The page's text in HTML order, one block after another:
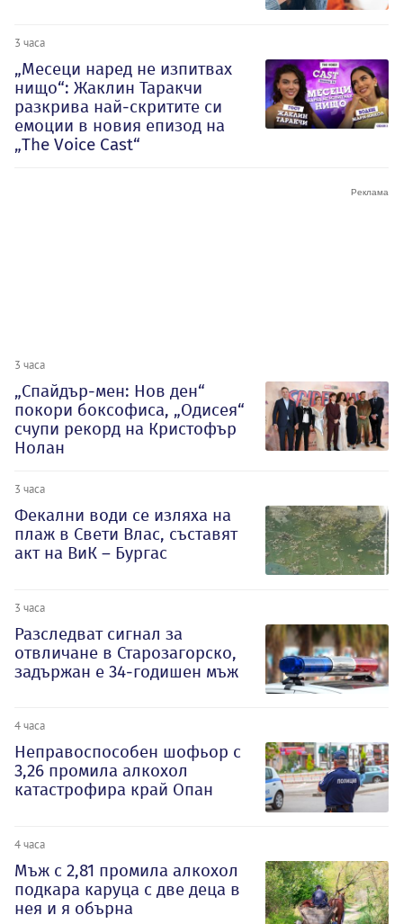
3 часа
„Месеци наред не изпитвах
нищо“: Жаклин Таракчи
разкрива най-скритите си
емоции в новия епизод на
„The Voice Cast“
3 часа
„Спайдър-мен: Нов ден“
покори боксофиса, „Одисея“
счупи рекорд на Кристофър
Нолан
3 часа
Фекални води се изляха на
плаж в Свети Влас, съставят
акт на ВиК – Бургас
3 часа
Разследват сигнал за
отвличане в Старозагорско,
задържан е 34-годишен мъж
4 часа
Неправоспособен шофьор с
3,26 промила алкохол
катастрофира край Опан
4 часа
Мъж с 2,81 промила алкохол
подкара каруца с две деца в
нея и я обърна